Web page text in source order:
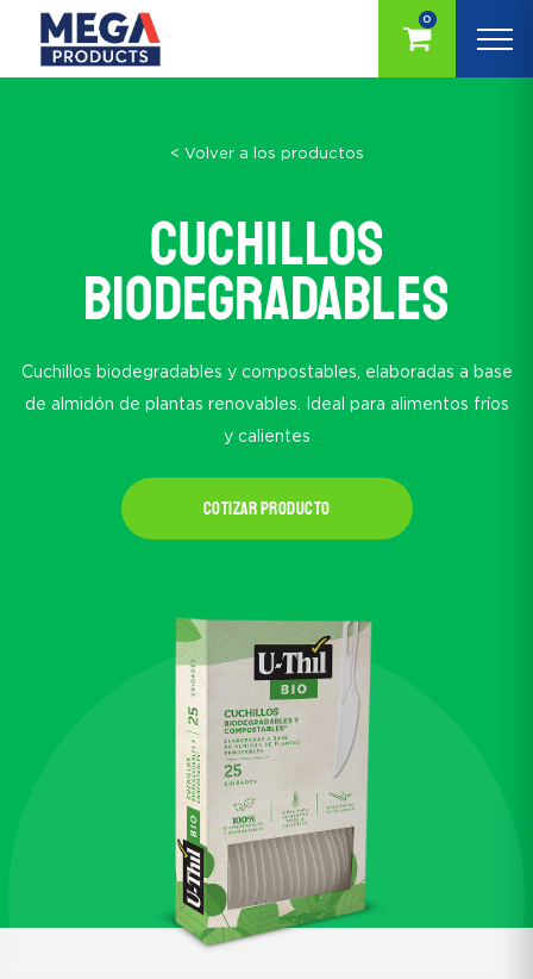
0
< Volver a los productos
Cuchillos
biodegradables
Cuchillos biodegradables y compostables, elaboradas a base
de almidón de plantas renovables. Ideal para alimentos fríos
y calientes
Cotizar producto